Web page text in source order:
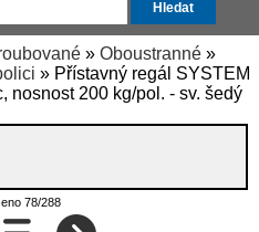
» Oboustranné »
» Přístavný regál SYSTEM
nosnost 200 kg/pol. - sv. šedý
78/288